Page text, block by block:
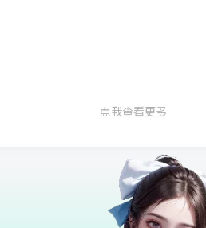
点我查看更多